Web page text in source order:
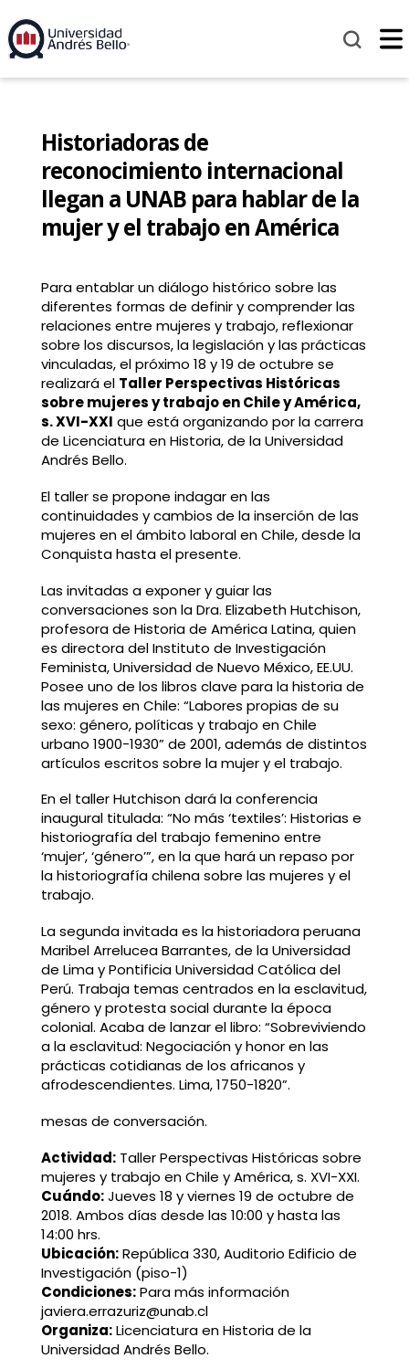
Historiadoras de
reconocimiento internacional
llegan a UNAB para hablar de la
mujer y el trabajo en América
Para entablar un diálogo histórico sobre las
diferentes formas de definir y comprender las
relaciones entre mujeres y trabajo, reflexionar
sobre los discursos, la legislación y las prácticas
vinculadas, el próximo 18 y 19 de octubre se
realizará el Taller Perspectivas Históricas
sobre mujeres y trabajo en Chile y América,
s. XVI-XXI que está organizando por la carrera
de Licenciatura en Historia, de la Universidad
Andrés Bello.
El taller se propone indagar en las
continuidades y cambios de la inserción de las
mujeres en el ámbito laboral en Chile, desde la
Conquista hasta el presente.
Las invitadas a exponer y guiar las
conversaciones son la Dra. Elizabeth Hutchison,
profesora de Historia de América Latina, quien
es directora del Instituto de Investigación
Feminista, Universidad de Nuevo México, EE.UU.
Posee uno de los libros clave para la historia de
las mujeres en Chile: “Labores propias de su
sexo: género, políticas y trabajo en Chile
urbano 1900-1930” de 2001, además de distintos
artículos escritos sobre la mujer y el trabajo.
En el taller Hutchison dará la conferencia
inaugural titulada: “No más ‘textiles’: Historias e
historiografía del trabajo femenino entre
‘mujer’, ‘género’”, en la que hará un repaso por
la historiografía chilena sobre las mujeres y el
trabajo.
La segunda invitada es la historiadora peruana
Maribel Arrelucea Barrantes, de la Universidad
de Lima y Pontificia Universidad Católica del
Perú. Trabaja temas centrados en la esclavitud,
género y protesta social durante la época
colonial. Acaba de lanzar el libro: “Sobreviviendo
a la esclavitud: Negociación y honor en las
prácticas cotidianas de los africanos y
afrodescendientes. Lima, 1750-1820”.
mesas de conversación.
Actividad:Taller Perspectivas Históricas sobre
mujeres y trabajo en Chile y América, s. XVI-XXI.
Cuándo:Jueves 18 y viernes 19 de octubre de
2018. Ambos días desde las 10:00 y hasta las
14:00 hrs.
Ubicación:República 330, Auditorio Edificio de
Investigación (piso-1)
Condiciones:Para más información
javiera.errazuriz@unab.cl
Organiza:Licenciatura en Historia de la
Universidad Andrés Bello.